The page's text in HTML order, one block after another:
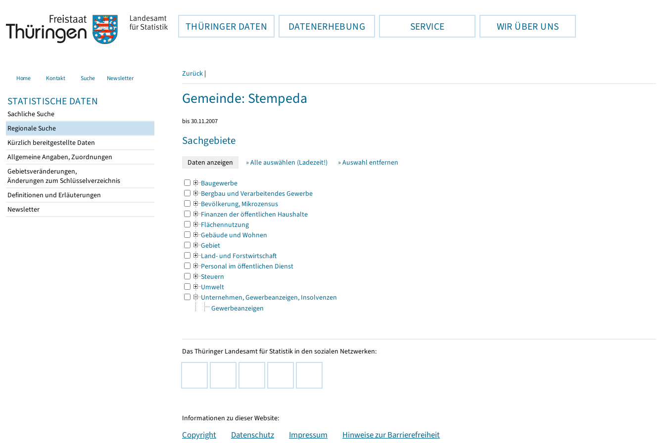
THÜRINGER DATEN DATENERHEBUNG SERVICE WIR ÜBER UNS
Home Kontakt Suche Newsletter
STATISTISCHE DATEN
Sachliche Suche
Regionale Suche
Kürzlich bereitgestellte Daten
Allgemeine Angaben, Zuordnungen
Gebietsveränderungen,
Änderungen zum Schlüsselverzeichnis
Definitionen und Erläuterungen
Newsletter
Zurück |
Gemeinde: Stempeda
bis 30.11.2007
Sachgebiete
» Alle auswählen (Ladezeit!) » Auswahl entfernen
Baugewerbe
Bergbau und Verarbeitendes Gewerbe
Bevölkerung, Mikrozensus
Finanzen der öffentlichen Haushalte
Flächennutzung
Gebäude und Wohnen
Gebiet
Land- und Forstwirtschaft
Personal im öffentlichen Dienst
Steuern
Umwelt
Unternehmen, Gewerbeanzeigen, Insolvenzen
Gewerbeanzeigen
Das Thüringer Landesamt für Statistik in den sozialen Netzwerken:
Informationen zu dieser Website:
Copyright Datenschutz Impressum Hinweise zur Barrierefreiheit